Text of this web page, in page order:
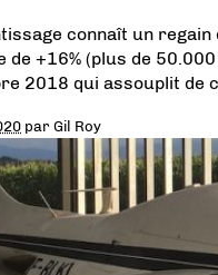
connaît un
de +16% (plus de
2018 qui assouplit de
parGil Roy